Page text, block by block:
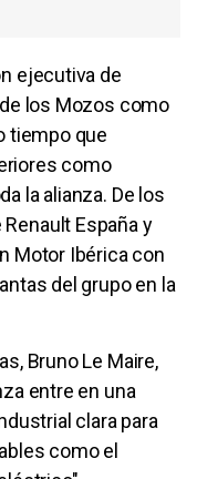
ejecutiva de
los Mozos como
tiempo que
como
la alianza. De los
España y
Motor Ibérica con
del grupo en la
Bruno Le Maire,
entre en una
clara para
como el